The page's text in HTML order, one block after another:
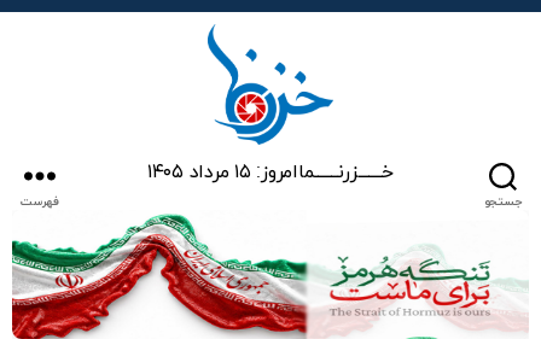
جستجو
خـــــــزرنـــــــماامروز: ۱۵ مرداد ۱۴۰۵
فهرست